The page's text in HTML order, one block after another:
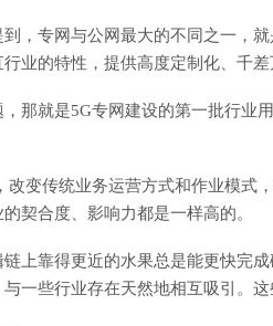
，专网与公网最大的不同之一，
业的特性，提供高度定制化、千差
那就是5G专网建设的第一批行业
改变传统业务运营方式和作业模式
契合度、影响力都是一样高的。
上靠得更近的水果总是能更快完
一些行业存在天然地相互吸引。